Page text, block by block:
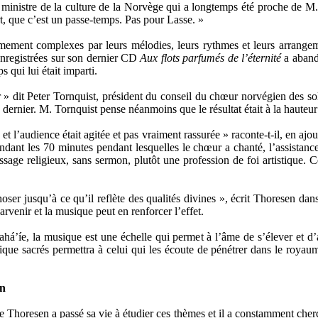
de la culture de la Norvège qui a longtemps été proche de
c’est un passe-temps. Pas pour Lasse. »
complexes par leurs mélodies, leurs rythmes et leurs
sur son dernier CDAux flots parfumés de l’éternitéa
qui lui était imparti.
dit Peter Tornquist, président du conseil du chœur norvégien des
M. Tornquist pense néanmoins que le résultat était à la
l’audience était agitée et pas vraiment rassurée » raconte-t-il, en
les 70 minutes pendant lesquelles le chœur a chanté,
religieux, sans sermon, plutôt une profession de foi artistique.
jusqu’à ce qu’il reflète des qualités divines », écrit Thoresen
et la musique peut en renforcer l’effet.
la musique est une échelle qui permet à l’âme de s’élever et
sacrés permettra à celui qui les écoute de pénétrer dans le
Thoresen a passé sa vie à étudier ces thèmes et il a constamment